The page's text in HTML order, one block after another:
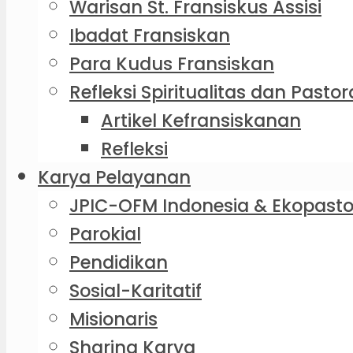
Warisan St. Fransiskus Assisi
Ibadat Fransiskan
Para Kudus Fransiskan
Refleksi Spiritualitas dan
Artikel Kefransiskanan
Refleksi
Karya Pelayanan
JPIC-OFM Indonesia &
Parokial
Pendidikan
Sosial-Karitatif
Misionaris
Sharing Karya